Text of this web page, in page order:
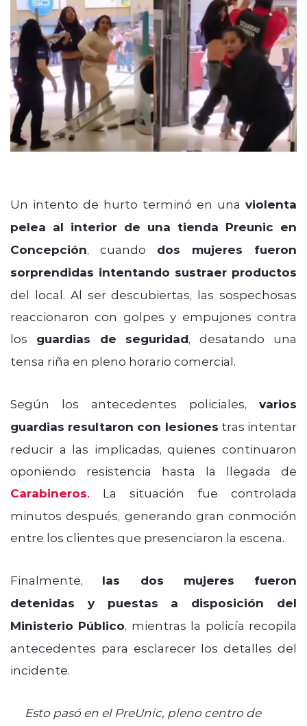
Un intento de hurto terminó en una violenta
pelea al interior de una tienda Preunic en
Concepción, cuando dos mujeres fueron
sorprendidas intentando sustraer productos
del local. Al ser descubiertas, las sospechosas
reaccionaron con golpes y empujones contra
los guardias de seguridad, desatando una
tensa riña en pleno horario comercial.
Según los antecedentes policiales, varios
guardias resultaron con lesiones tras intentar
reducir a las implicadas, quienes continuaron
oponiendo resistencia hasta la llegada de
Carabineros. La situación fue controlada
minutos después, generando gran conmoción
entre los clientes que presenciaron la escena.
Finalmente, las dos mujeres fueron
detenidas y puestas a disposición del
Ministerio Público, mientras la policía recopila
antecedentes para esclarecer los detalles del
incidente.
Esto pasó en el PreUnic, pleno centro de